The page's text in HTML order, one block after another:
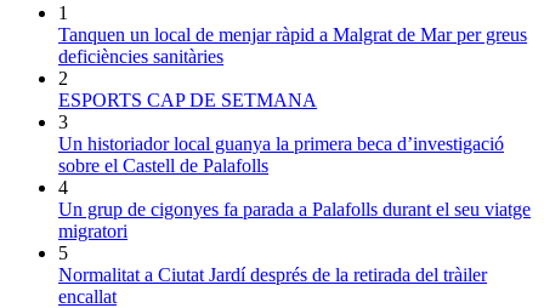
1
Tanquen un local de menjar ràpid a Malgrat de Mar per greus
deficiències sanitàries
2
ESPORTS CAP DE SETMANA
3
Un historiador local guanya la primera beca d’investigació
sobre el Castell de Palafolls
4
Un grup de cigonyes fa parada a Palafolls durant el seu viatge
migratori
5
Normalitat a Ciutat Jardí després de la retirada del tràiler
encallat